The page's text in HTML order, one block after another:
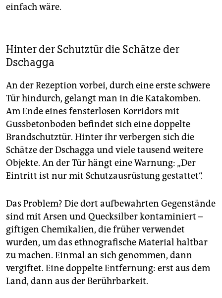
einfach wäre.
Hinter der Schutztür die Schätze der
Dschagga
An der Rezeption vorbei, durch eine erste schwere
Tür hindurch, gelangt man in die Katakomben.
Am Ende eines fensterlosen Korridors mit
Gussbetonboden befindet sich eine doppelte
Brandschutztür. Hinter ihr verbergen sich die
Schätze der Dschagga und viele tausend w­eitere
Objekte. An der Tür hängt eine Warnung: „Der
Eintritt ist nur mit Schutzausrüstung gestattet“.
Das Problem? Die dort aufbewahrten Gegenstände
sind mit Arsen und Quecksilber kontaminiert –
giftigen Chemikalien, die früher verwendet
wurden, um das ethnografische Material haltbar
zu machen. Einmal an sich genommen, dann
vergiftet. Eine doppelte Entfernung: erst aus dem
Land, dann aus der Berührbarkeit.